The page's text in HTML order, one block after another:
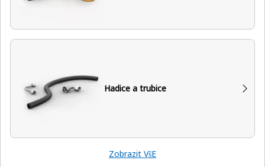
Hadice a trubice
Zobrazit VšE